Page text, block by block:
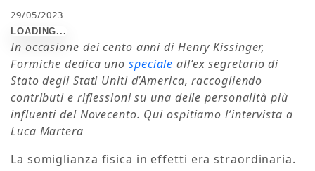
29/05/2023
In occasione dei cento anni di Henry Kissinger,
Formiche dedica uno speciale all’ex segretario di
Stato degli Stati Uniti d’America, raccogliendo
contributi e riflessioni su una delle personalità più
influenti del Novecento. Qui ospitiamo l’intervista a
Luca Martera
La somiglianza fisica in effetti era straordinaria.